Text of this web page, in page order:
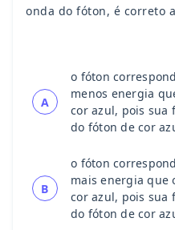
onda do fóton, é correto
A
o fóton
menos energia
cor azul, pois sua
do fóton de cor
B
o fóton
mais energia que
cor azul, pois sua
do fóton de cor